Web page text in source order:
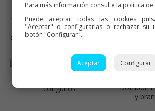
Otras recetas que te pueden
conguitos
Bombón
y
Para más información consulte la política
Puede aceptar todas las cookies
"Aceptar" o configurarlas o rechazar su
botón "Configurar".
Aceptar Configurar